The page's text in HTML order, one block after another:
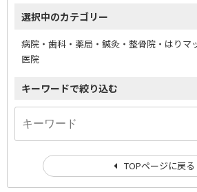
選択中のカテゴリー
医院
キーワードで絞り込む
TOPページに戻る